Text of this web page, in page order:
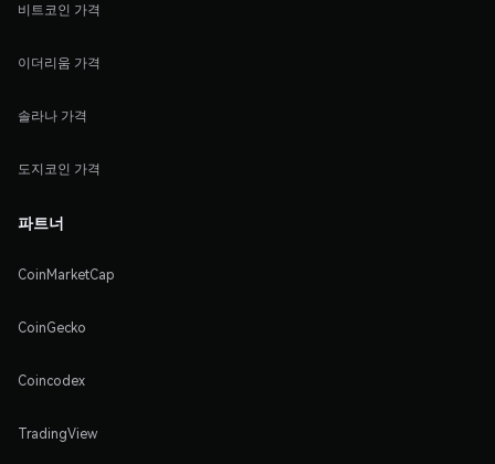
비트코인 가격
이더리움 가격
솔라나 가격
도지코인 가격
파트너
CoinMarketCap
CoinGecko
Coincodex
TradingView